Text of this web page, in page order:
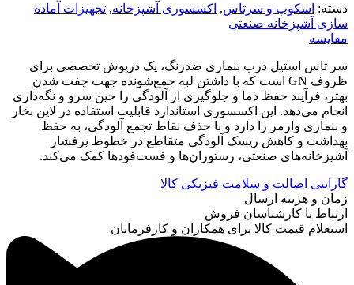
دسته: اسکوپ و سرتاس, اکسسوری آشپزخانه, تجهیزات آماده
سازی آشپزخانه صنعتی
مقایسه
سر تاس استیل درب بنماری ضدزنگ، یک درپوش تخصصی برای
ظروف GN است که با داشتن لبه جمع‌شونده جهت چفت شدن
بهتر، فرآیند حفظ دما و جلوگیری از آلودگی را حین سرو و نگه‌داری
انجام می‌دهد. این اکسسوری استاندارد قابلیت استفاده در لاین بخار
و بنماری وارمر را دارد و با حذف نقاط تجمع آلودگی، به حفظ
بهداشت و کاهش ریسک آلودگی متقاطع در خطوط پرفشار
آشپزخانه‌های صنعتی، رستوران‌ها و فست‌فودها کمک می‌کند.
گارانتی اصالت و سلامت فیزیکی کالا
زمان و هزینه ارسال
ارتباط با کارشناسان فروش
استعلام قیمت کالا برای همکاران و کارفرمایان